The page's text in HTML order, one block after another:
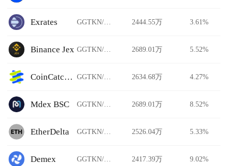
Exrates GGTKN/USDT 2444.55万 3.61%
Binance Jex GGTKN/USDT 2689.01万 5.52%
CoinCatch Derivatives GGTKN/USDT 2634.68万 4.27%
Mdex BSC GGTKN/USDT 2689.01万 8.52%
EtherDelta GGTKN/USDT 2526.04万 5.33%
Demex GGTKN/USDT 2417.39万 9.02%